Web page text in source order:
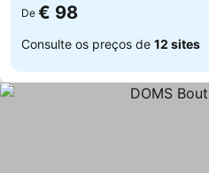
De € 98
Consulte os preços de 12 sites